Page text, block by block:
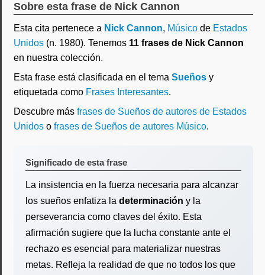
Sobre esta frase de Nick Cannon
Esta cita pertenece a Nick Cannon, Músico de Estados
Unidos (n. 1980). Tenemos 11 frases de Nick Cannon
en nuestra colección.
Esta frase está clasificada en el tema Sueños y
etiquetada como Frases Interesantes.
Descubre más frases de Sueños de autores de Estados
Unidos o frases de Sueños de autores Músico.
Significado de esta frase
La insistencia en la fuerza necesaria para alcanzar
los sueños enfatiza la determinación y la
perseverancia como claves del éxito. Esta
afirmación sugiere que la lucha constante ante el
rechazo es esencial para materializar nuestras
metas. Refleja la realidad de que no todos los que